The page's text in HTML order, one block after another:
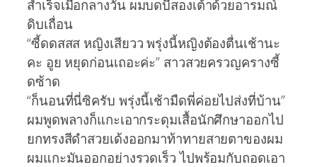
สำเร็จเมื่อกลางวัน ผมบดบี้สองเต้าด้วยอารมณ์
ดิบเถื่อน
“ซี้ดดสสส หญิงเสียวว พรุ่งนี้หญิงต้องตื่นเช้านะ
คะ อูย หยุดก่อนเถอะค่ะ” สาวสวยครวญครางซี้
ดซ้าด
“ก็นอนที่นี่ซิครับ พรุ่งนี้เช้ามืดพี่ค่อยไปส่งที่บ้าน”
ผมพูดพลางก็แกะเอากระดุมเสื้อนักศึกษาออกไป
ยกทรงสีดำสวยเด้งออกมาท้าทายสายตาของผม
ผมแกะมันออกอย่างรวดเร็ว ไปพร้อมกับถอดเอา